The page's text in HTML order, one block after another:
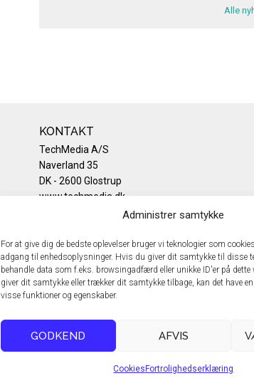
Administrer samtykke
For at give dig de bedste oplevelser bruger vi teknologier som
adgang til enhedsoplysninger. Hvis du giver dit samtykke til disse
behandle data som f.eks. browsingadfærd eller unikke ID'er på
giver dit samtykke eller trækker dit samtykke tilbage, kan det have
visse funktioner og egenskaber.
GODKEND AFVIS
Cookies Fortrolighedserklæring
Alle
KONTAKT
TechMedia A/S
Naverland 35
DK - 2600 Glostrup
www.techmedia.dk
Telefon: +45 43 24 26 28
Privatlivspolitik
Cookiepolitik